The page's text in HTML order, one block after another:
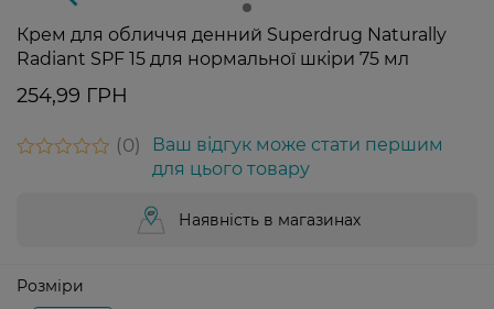
Крем для обличчя денний Superdrug Naturally
Radiant SPF 15 для нормальної шкіри 75 мл
254,99 ГРН
0
Ваш відгук може стати першим
для цього товару
Наявність в магазинах
Розміри